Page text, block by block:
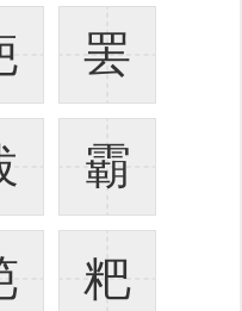
罢
霸
粑